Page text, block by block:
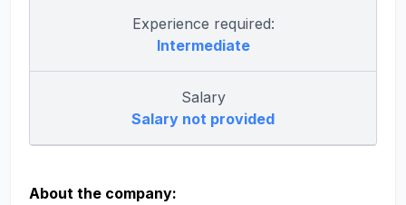
Experience required:
Intermediate
Salary
Salary not provided
About the company: